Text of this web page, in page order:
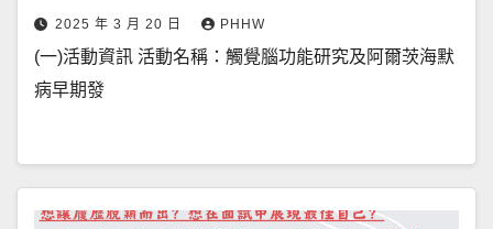
2025 年 3 月 20 日 PHHW
(一)活動資訊 活動名稱：觸覺腦功能研究及阿爾茨海默
病早期發